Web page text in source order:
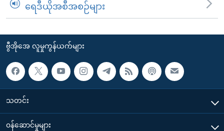
ရေဒီယိုအစီအစဉ်များ
ဗွီအိုအေ လူမှုကွန်ယက်များ
သတင်း
၀န်ဆောင်မှုများ